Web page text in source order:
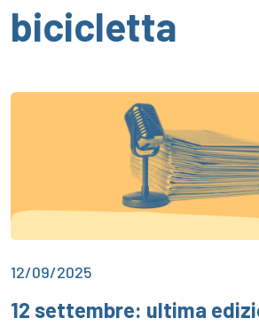
bicicletta
12/09/2025
12 settembre: ultima